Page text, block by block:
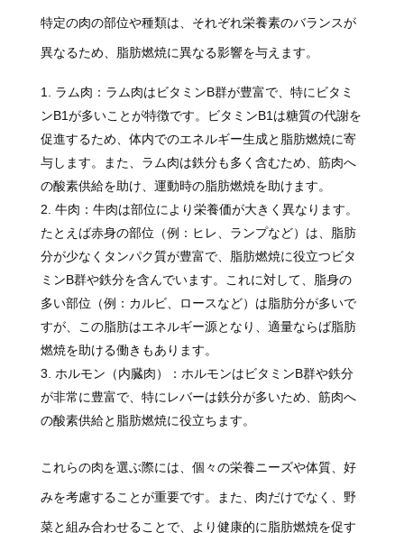
特定の肉の部位や種類は、それぞれ栄養素のバランスが
異なるため、脂肪燃焼に異なる影響を与えます。
ラム肉：ラム肉はビタミンB群が豊富で、特にビタミ
ンB1が多いことが特徴です。ビタミンB1は糖質の代謝を
促進するため、体内でのエネルギー生成と脂肪燃焼に寄
与します。また、ラム肉は鉄分も多く含むため、筋肉へ
の酸素供給を助け、運動時の脂肪燃焼を助けます。
牛肉：牛肉は部位により栄養価が大きく異なります。
たとえば赤身の部位（例：ヒレ、ランプなど）は、脂肪
分が少なくタンパク質が豊富で、脂肪燃焼に役立つビタ
ミンB群や鉄分を含んでいます。これに対して、脂身の
多い部位（例：カルビ、ロースなど）は脂肪分が多いで
すが、この脂肪はエネルギー源となり、適量ならば脂肪
燃焼を助ける働きもあります。
ホルモン（内臓肉）：ホルモンはビタミンB群や鉄分
が非常に豊富で、特にレバーは鉄分が多いため、筋肉へ
の酸素供給と脂肪燃焼に役立ちます。
これらの肉を選ぶ際には、個々の栄養ニーズや体質、好
みを考慮することが重要です。また、肉だけでなく、野
菜と組み合わせることで、より健康的に脂肪燃焼を促す